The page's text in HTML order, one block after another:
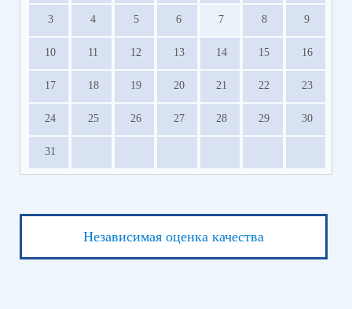
3 4 5 6 7 8 9
10 11 12 13 14 15 16
17 18 19 20 21 22 23
24 25 26 27 28 29 30
31
Независимая оценка качества